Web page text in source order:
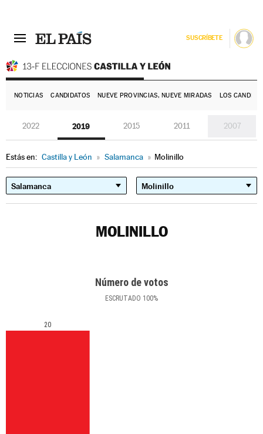
SUSCRÍBETE
NOTICIAS CANDIDATOS NUEVE PROVINCIAS, NUEVE MIRADAS LOS
2022 2019 2015 2011 2007
Estás en: Castilla y León » Salamanca » Molinillo
MOLINILLO
Número de votos
ESCRUTADO 100%
20